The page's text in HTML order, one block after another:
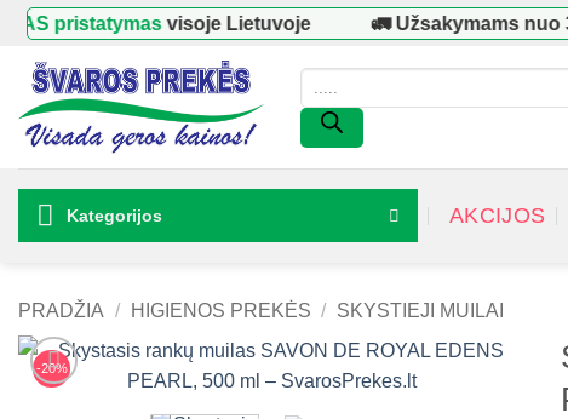
Skip
content
pristatymasvisoje Lietuvoje 🚛 Užsakymams nuo39
search
Kategorijos AKCIJOS
PRADŽIA / HIGIENOS PREKĖS / SKYSTIEJI MUILAI
-20%